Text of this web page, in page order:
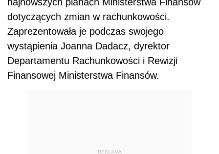
dotyczących zmian w rachunkowości.
Zaprezentowała je podczas swojego
wystąpienia Joanna Dadacz, dyrektor
Departamentu Rachunkowości i Rewizji
Finansowej Ministerstwa Finansów.
REKLAMA